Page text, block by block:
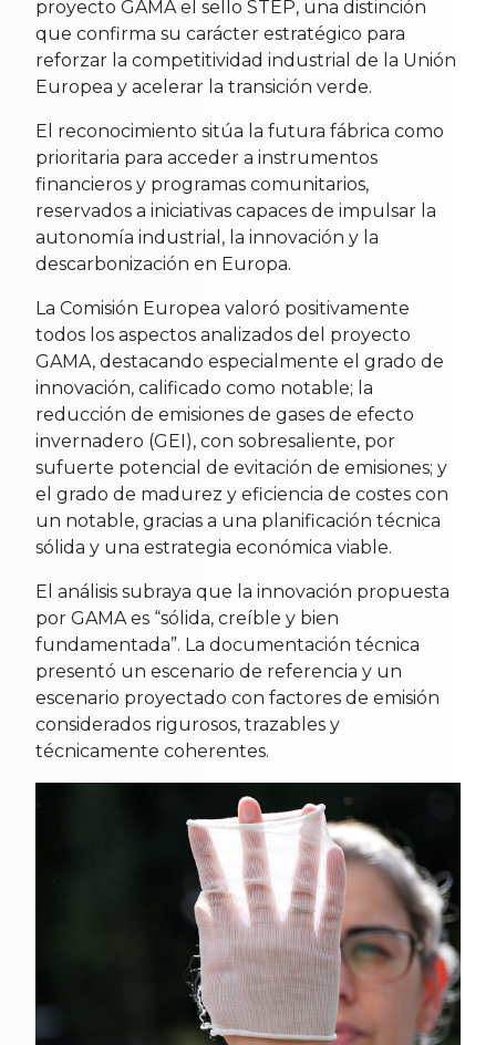
proyecto GAMA el sello STEP, una distinción
que confirma su carácter estratégico para
reforzar la competitividad industrial de la Unión
Europea y acelerar la transición verde.
El reconocimiento sitúa la futura fábrica como
prioritaria para acceder a instrumentos
financieros y programas comunitarios,
reservados a iniciativas capaces de impulsar la
autonomía industrial, la innovación y la
descarbonización en Europa.
La Comisión Europea valoró positivamente
todos los aspectos analizados del proyecto
GAMA, destacando especialmente el grado de
innovación, calificado como notable; la
reducción de emisiones de gases de efecto
invernadero (GEI), con sobresaliente, por
sufuerte potencial de evitación de emisiones; y
el grado de madurez y eficiencia de costes con
un notable, gracias a una planificación técnica
sólida y una estrategia económica viable.
El análisis subraya que la innovación propuesta
por GAMA es “sólida, creíble y bien
fundamentada”. La documentación técnica
presentó un escenario de referencia y un
escenario proyectado con factores de emisión
considerados rigurosos, trazables y
técnicamente coherentes.